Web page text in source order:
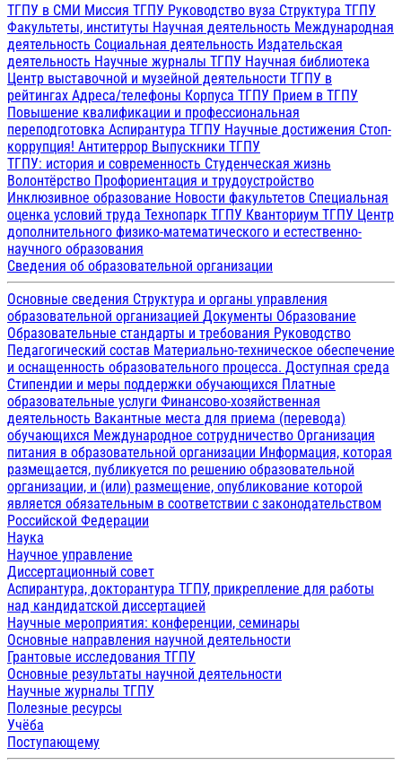
ТГПУ в СМИ Миссия ТГПУ Руководство вуза Структура ТГПУ
Факультеты, институты Научная деятельность Международная
деятельность Социальная деятельность Издательская
деятельность Научные журналы ТГПУ Научная библиотека
Центр выставочной и музейной деятельности ТГПУ в
рейтингах Адреса/телефоны Корпуса ТГПУ Прием в ТГПУ
Повышение квалификации и профессиональная
переподготовка Аспирантура ТГПУ Научные достижения Стоп-
коррупция! Антитеррор Выпускники ТГПУ
ТГПУ: история и современность Студенческая жизнь
Волонтёрство Профориентация и трудоустройство
Инклюзивное образование Новости факультетов Специальная
оценка условий труда Технопарк ТГПУ Кванториум ТГПУ Центр
дополнительного физико-математического и естественно-
научного образования
Сведения об образовательной организации
Основные сведения Структура и органы управления
образовательной организацией Документы Образование
Образовательные стандарты и требования Руководство
Педагогический состав Материально-техническое обеспечение
и оснащенность образовательного процесса. Доступная среда
Стипендии и меры поддержки обучающихся Платные
образовательные услуги Финансово-хозяйственная
деятельность Вакантные места для приема (перевода)
обучающихся Международное сотрудничество Организация
питания в образовательной организации Информация, которая
размещается, публикуется по решению образовательной
организации, и (или) размещение, опубликование которой
является обязательным в соответствии с законодательством
Российской Федерации
Наука
Научное управление
Диссертационный совет
Аспирантура, докторантура ТГПУ, прикрепление для работы
над кандидатской диссертацией
Научные мероприятия: конференции, семинары
Основные направления научной деятельности
Грантовые исследования ТГПУ
Основные результаты научной деятельности
Научные журналы ТГПУ
Полезные ресурсы
Учёба
Поступающему